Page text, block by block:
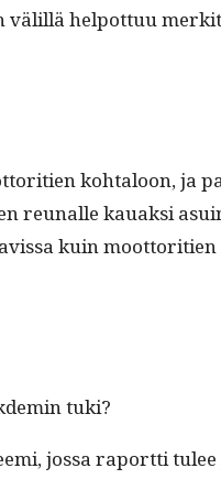
välil­lä helpot­tuu
kohtaloon, ja
reunalle kauak­si
kuin moot­tori­tien
tuki?
jos­sa raport­ti